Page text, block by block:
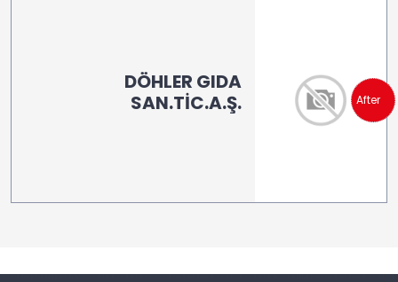
DÖHLER GIDA
SAN.TİC.A.Ş.
After